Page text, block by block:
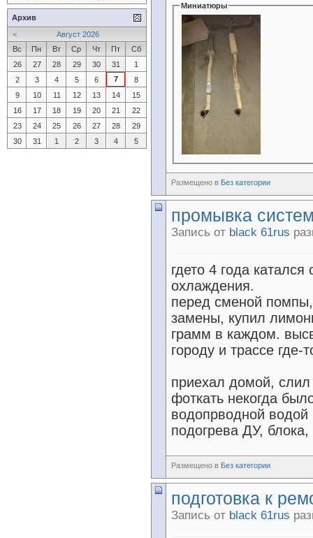
Миниатюры
Размещено в Без категории
промывка
Запись от black 61rus
гдето 4 года
охлаждения.
перед сменой
замены, купил
грамм в каждом.
городу и трассе где-
приехал домой,
фоткать некогда
водопрводной
подогрева ДУ,
Размещено в Без категории
подготовка к
Запись от black 61rus
Архив
<
Август 2026
Вс
Пн Вт Ср Чт Пт
Сб
26
27 28 29 30 31
1
2
3 4 5 6 7
8
9
10 11 12 13 14
15
16
17 18 19 20 21
22
23
24 25 26 27 28
29
30
31 1 2 3 4 5